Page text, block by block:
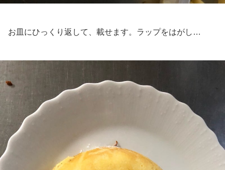
お皿にひっくり返して、載せます。ラップをはがし…